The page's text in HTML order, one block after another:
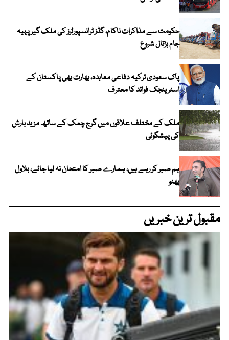
حکومت سے مذاکرات ناکام، گڈز ٹرانسپورٹرز کی ملک گیر پہیہ
جام ہڑتال شروع
پاک سعودی ترکیہ دفاعی معاہدہ، بھارت بھی پاکستان کے
اسٹریٹجک فوائد کا معترف
ملک کے مختلف علاقوں میں گرج چمک کے ساتھ مزید بارش
کی پیشگوئی
ہم صبر کر رہے ہیں، ہمارے صبر کا امتحان نہ لیا جائے، بلاول
بھٹو
مقبول ترین خبریں